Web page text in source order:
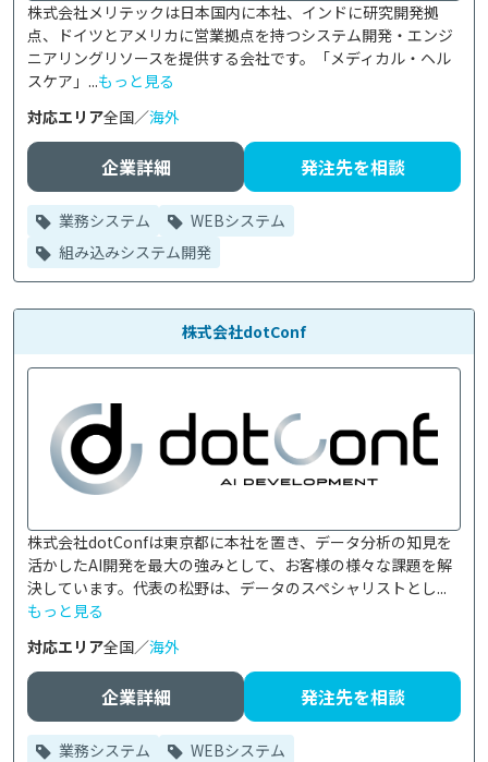
株式会社メリテックは日本国内に本社、インドに研究開発拠
点、ドイツとアメリカに営業拠点を持つシステム開発・エンジ
ニアリングリソースを提供する会社です。「メディカル・ヘル
スケア」...もっと見る
対応エリア全国／海外
企業詳細 発注先を相談
業務システム
WEBシステム
組み込みシステム開発
株式会社dotConf
株式会社dotConfは東京都に本社を置き、データ分析の知見を
活かしたAI開発を最大の強みとして、お客様の様々な課題を解
決しています。代表の松野は、データのスペシャリストとし...
もっと見る
対応エリア全国／海外
企業詳細 発注先を相談
業務システム WEBシステム